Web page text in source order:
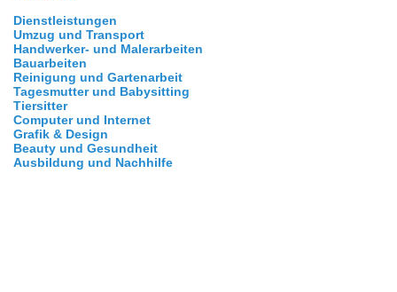
Dienstleistungen
Umzug und Transport
Handwerker- und Malerarbeiten
Bauarbeiten
Reinigung und Gartenarbeit
Tagesmutter und Babysitting
Tiersitter
Computer und Internet
Grafik & Design
Beauty und Gesundheit
Ausbildung und Nachhilfe